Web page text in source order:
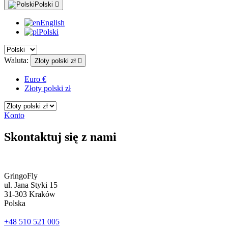
Polski 
English
Polski
Waluta: Złoty polski zł 
Euro €
Złoty polski zł
Konto
Skontaktuj się z nami
GringoFly
ul. Jana Styki 15
31-303 Kraków
Polska
+48 510 521 005